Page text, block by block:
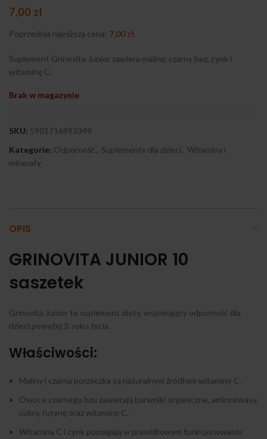
7,00 zł
Poprzednia najniższa cena: 7,00zł.
Suplement Grinovita Junior zawiera malinę, czarny bez, cynk i
witaminę C.
Brak w magazynie
SKU: 5901716993349
Kategorie: Odporność Suplementy dla dzieci
Witaminy i
minerały
OPIS
GRINOVITA JUNIOR 10
saszetek
Grinovita Junior to suplement diety, wspierający odporność dla
dzieci powyżej 3. roku życia.
Właściwości:
Maliny i czarna porzeczka są naturalnym źródłem witaminy C.
Owoce czarnego bzu zawierają barwniki organiczne, aminokwasy,
cukry, rutynę oraz witaminę C.
Witamina C i cynk pomagają w prawidłowym funkcjonowaniu